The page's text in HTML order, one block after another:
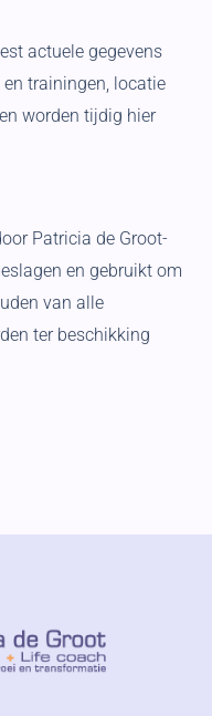
actuele gegevens
trainingen, locatie
worden tijdig hier
Patricia de Groot-
en gebruikt om
van alle
ter beschikking